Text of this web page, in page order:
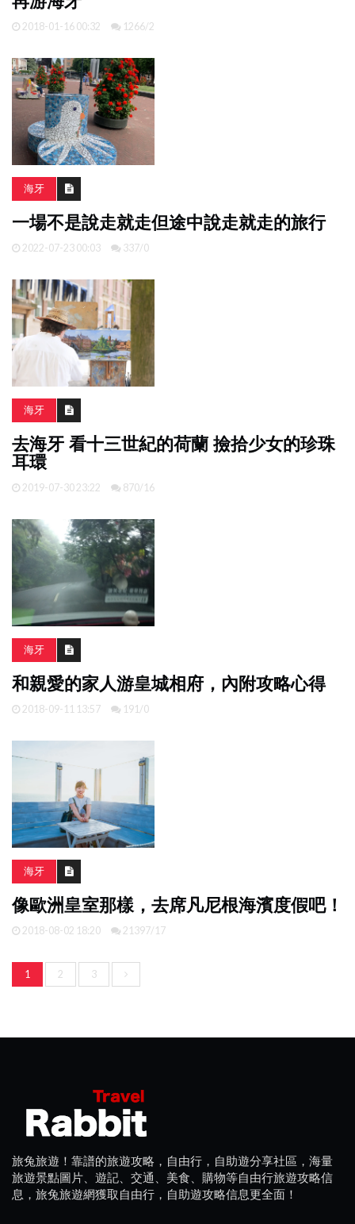
2018-01-16 00:32 1266/2
海牙
一場不是說走就走但途中說走就走的旅行
2022-07-23 00:03 337/0
海牙
去海牙 看十三世紀的荷蘭 撿拾少女的珍珠
耳環
2019-07-30 23:22 870/16
海牙
和親愛的家人游皇城相府，內附攻略心得
2018-09-11 13:57 191/0
海牙
像歐洲皇室那樣，去席凡尼根海濱度假吧！
2018-08-02 18:20 21397/17
1 2 3
旅兔旅遊！靠譜的旅遊攻略，自由行，自助遊分享社區，海量
旅遊景點圖片、遊記、交通、美食、購物等自由行旅遊攻略信
息，旅兔旅遊網獲取自由行，自助遊攻略信息更全面！